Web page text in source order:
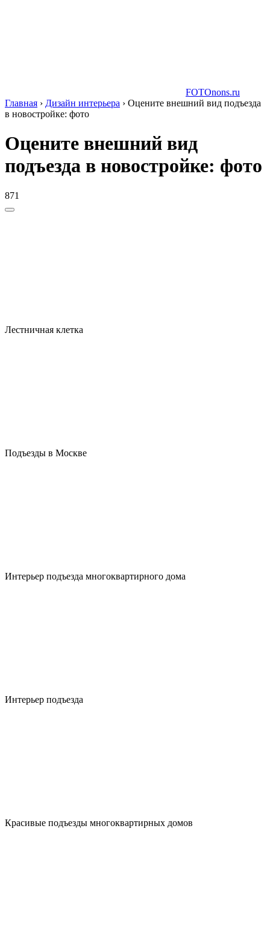
FOTOnons.ru
Главная › Дизайн интерьера › Оцените внешний вид подъезда
в новостройке: фото
Оцените внешний вид
подъезда в новостройке: фото
871
Лестничная клетка
Подъезды в Москве
Интерьер подъезда многоквартирного дома
Интерьер подъезда
Красивые подъезды многоквартирных домов